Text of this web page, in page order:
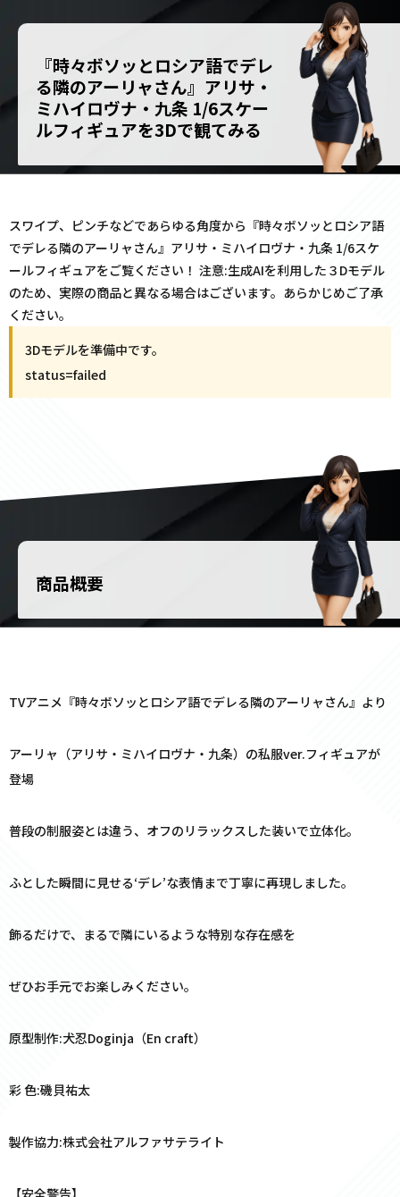
『時々ボソッとロシア語でデレ
る隣のアーリャさん』アリサ・
ミハイロヴナ・九条 1/6スケー
ルフィギュアを3Dで観てみる
スワイプ、ピンチなどであらゆる角度から『時々ボソッとロシア語
でデレる隣のアーリャさん』アリサ・ミハイロヴナ・九条 1/6スケ
ールフィギュアをご覧ください！ 注意:生成AIを利用した３Dモデル
のため、実際の商品と異なる場合はございます。あらかじめご了承
ください。
3Dモデルを準備中です。
status=failed
商品概要
TVアニメ『時々ボソッとロシア語でデレる隣のアーリャさん』より
アーリャ（アリサ・ミハイロヴナ・九条）の私服ver.フィギュアが
登場
普段の制服姿とは違う、オフのリラックスした装いで立体化。
ふとした瞬間に見せる‘デレ’な表情まで丁寧に再現しました。
飾るだけで、まるで隣にいるような特別な存在感を
ぜひお手元でお楽しみください。
原型制作:犬忍Doginja（En craft）
彩 色:磯貝祐太
製作協力:株式会社アルファサテライト
【安全警告】